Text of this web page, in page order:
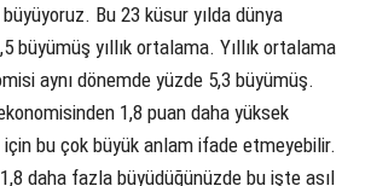
Bu 23 küsur yılda dünya
büyümüş yıllık ortalama. Yıllık ortalama
aynı dönemde yüzde 5,3 büyümüş.
1,8 puan daha yüksek
için bu çok büyük anlam ifade etmeyebilir.
daha fazla büyüdüğünüzde bu işte asıl